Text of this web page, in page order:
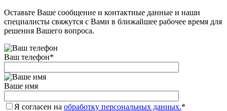
Оставьте Ваше сообщение и контактные данные и наши
специалисты свяжутся с Вами в ближайшее рабочее время для
решения Вашего вопроса.
Ваш телефон*
Ваше имя
Я согласен на обработку персональных данных.*